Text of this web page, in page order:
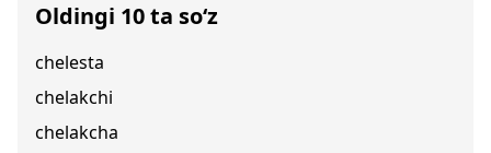
Oldingi 10 ta so‘z
chelesta
chelakchi
chelakcha